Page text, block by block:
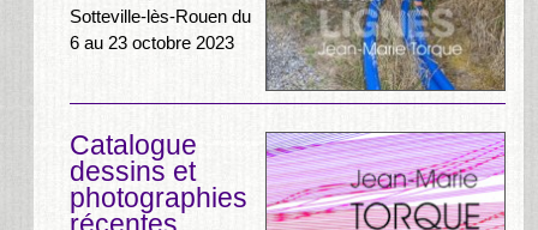
Sotteville-lès-Rouen du
6 au 23 octobre 2023
Catalogue
dessins et
photographies
récentes.